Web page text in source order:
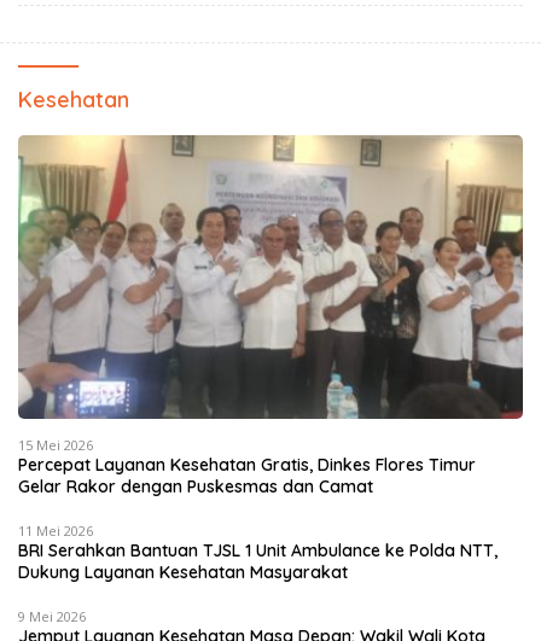
Kesehatan
15 Mei 2026
Percepat Layanan Kesehatan Gratis, Dinkes Flores Timur
Gelar Rakor dengan Puskesmas dan Camat
11 Mei 2026
BRI Serahkan Bantuan TJSL 1 Unit Ambulance ke Polda NTT,
Dukung Layanan Kesehatan Masyarakat
9 Mei 2026
Jemput Layanan Kesehatan Masa Depan: Wakil Wali Kota